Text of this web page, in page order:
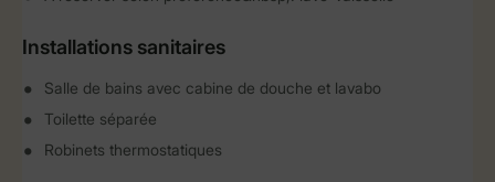
Installations sanitaires
Salle de bains avec cabine de douche et lavabo
Toilette séparée
Robinets thermostatiques